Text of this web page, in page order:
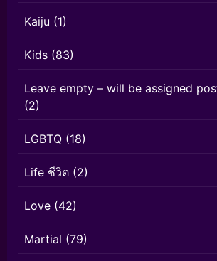
Kaiju (1)
Kids (83)
Leave empty – will be assigned
(2)
LGBTQ (18)
Life ชีวิต (2)
Love (42)
Martial (79)